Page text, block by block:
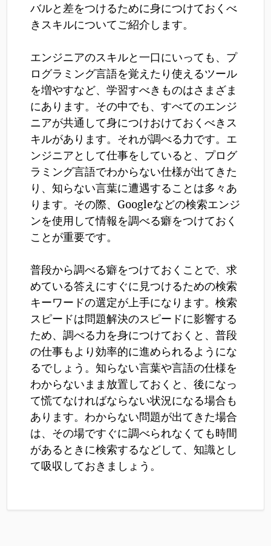
バルと差をつけるために身につけておくべ
きスキルについてご紹介します。
エンジニアのスキルと一口にいっても、プ
ログラミング言語を覚えたり使えるツール
を増やすなど、学習すべきものはさまざま
にあります。その中でも、すべてのエンジ
ニアが共通して身につけおけておくべきス
キルがあります。それが調べる力です。エ
ンジニアとして仕事をしていると、プログ
ラミング言語でわからない仕様が出てきた
り、知らない言葉に遭遇することは多々あ
ります。その際、Googleなどの検索エンジ
ンを使用して情報を調べる癖をつけておく
ことが重要です。
普段から調べる癖をつけておくことで、求
めている答えにすぐに見つけるための検索
キーワードの選定が上手になります。検索
スピードは問題解決のスピードに影響する
ため、調べる力を身につけておくと、普段
の仕事もより効率的に進められるようにな
るでしょう。知らない言葉や言語の仕様を
わからないまま放置しておくと、後になっ
て慌てなければならない状況になる場合も
あります。わからない問題が出てきた場合
は、その場ですぐに調べられなくても時間
があるときに検索するなどして、知識とし
て吸収しておきましょう。